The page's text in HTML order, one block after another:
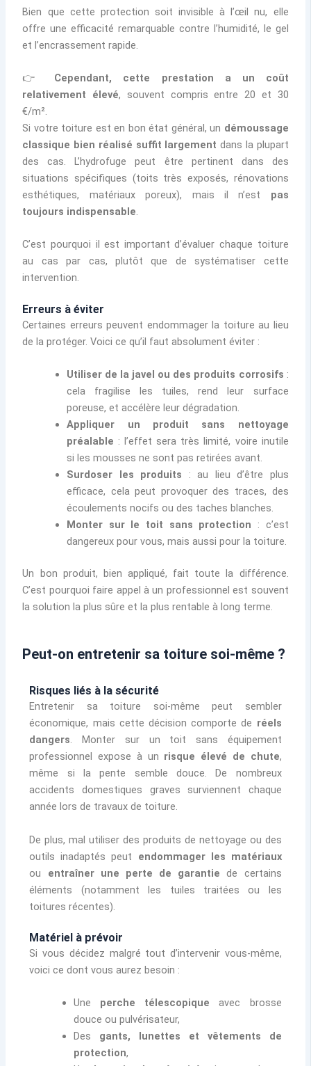
Bien que cette protection soit invisible à l’œil nu, elle
offre une efficacité remarquable contre l’humidité, le gel
et l’encrassement rapide.
👉 Cependant, cette prestation a un coût
relativement élevé, souvent compris entre 20 et 30
€/m².
Si votre toiture est en bon état général, un démoussage
classique bien réalisé suffit largement dans la plupart
des cas. L’hydrofuge peut être pertinent dans des
situations spécifiques (toits très exposés, rénovations
esthétiques, matériaux poreux), mais il n’est pas
toujours indispensable.
C’est pourquoi il est important d’évaluer chaque toiture
au cas par cas, plutôt que de systématiser cette
intervention.
Erreurs à éviter
Certaines erreurs peuvent endommager la toiture au lieu
de la protéger. Voici ce qu’il faut absolument éviter :
Utiliser de la javel ou des produits corrosifs :
cela fragilise les tuiles, rend leur surface
poreuse, et accélère leur dégradation.
Appliquer un produit sans nettoyage
préalable : l’effet sera très limité, voire inutile
si les mousses ne sont pas retirées avant.
Surdoser les produits : au lieu d’être plus
efficace, cela peut provoquer des traces, des
écoulements nocifs ou des taches blanches.
Monter sur le toit sans protection : c’est
dangereux pour vous, mais aussi pour la toiture.
Un bon produit, bien appliqué, fait toute la différence.
C’est pourquoi faire appel à un professionnel est souvent
la solution la plus sûre et la plus rentable à long terme.
Peut-on entretenir sa toiture soi-même ?
Risques liés à la sécurité
Entretenir sa toiture soi-même peut sembler
économique, mais cette décision comporte de réels
dangers. Monter sur un toit sans équipement
professionnel expose à un risque élevé de chute,
même si la pente semble douce. De nombreux
accidents domestiques graves surviennent chaque
année lors de travaux de toiture.
De plus, mal utiliser des produits de nettoyage ou des
outils inadaptés peut endommager les matériaux
ou entraîner une perte de garantie de certains
éléments (notamment les tuiles traitées ou les
toitures récentes).
Matériel à prévoir
Si vous décidez malgré tout d’intervenir vous-même,
voici ce dont vous aurez besoin :
Une perche télescopique avec brosse
douce ou pulvérisateur,
Des gants, lunettes et vêtements de
protection,